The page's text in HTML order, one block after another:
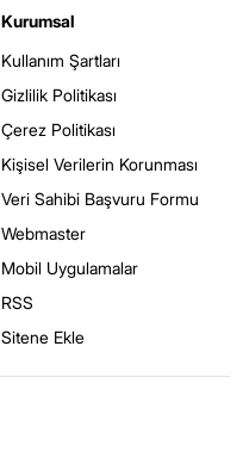
Kurumsal
Kullanım Şartları
Gizlilik Politikası
Çerez Politikası
Kişisel Verilerin Korunması
Veri Sahibi Başvuru Formu
Webmaster
Mobil Uygulamalar
RSS
Sitene Ekle